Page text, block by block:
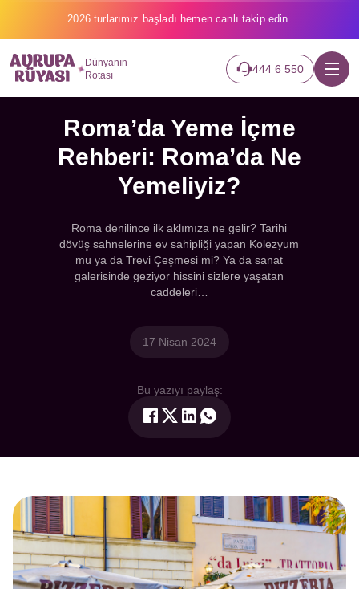
2026 turlarımız başladı hemen canlı takip edin.
Dünyanın
Rotası
444 6 550
Roma’da Yeme İçme
Rehberi: Roma’da Ne
Yemeliyiz?
Roma denilince ilk aklımıza ne gelir? Tarihi
dövüş sahnelerine ev sahipliği yapan Kolezyum
mu ya da Trevi Çeşmesi mi? Ya da sanat
galerisinde geziyor hissini sizlere yaşatan
caddeleri…
17 Nisan 2024
Bu yazıyı paylaş: